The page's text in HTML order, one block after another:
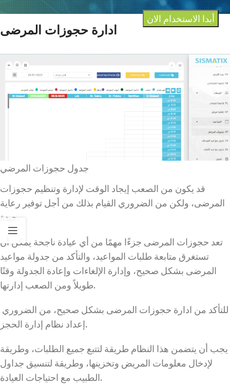
أبدا الاستخدام الان
ادارة حجوزات المرضى
جدول حجوزات المرضي
قد يكون من الصعب إيجاد الوقت لإدارة وتنظيم حجوزات
المرضى، ولكن من الضروري القيام بذلك من أجل توفير رعاية
تعد حجوزات المرضى جزءًا مهمًا من أي عيادة ناجحة يمكن أن
تستغرق متابعة طلبات المواعيد، والتأكد من جدولة مواعيد
المرضى بشكل صحيح، وإدارة الإلغاءات وإعادة الجدولة وقتًا
طويلاً ومن الصعب إدارتها.
إعداد نظام إدارة الحجز.
يجب أن يتضمن هذا النظام طريقة لتتبع جميع الطلبات، وطريقة
لإدخال معلومات المريض وتخزينها، وطريقة لتنسيق جداول
الطبيب مع احتياجات العيادة.